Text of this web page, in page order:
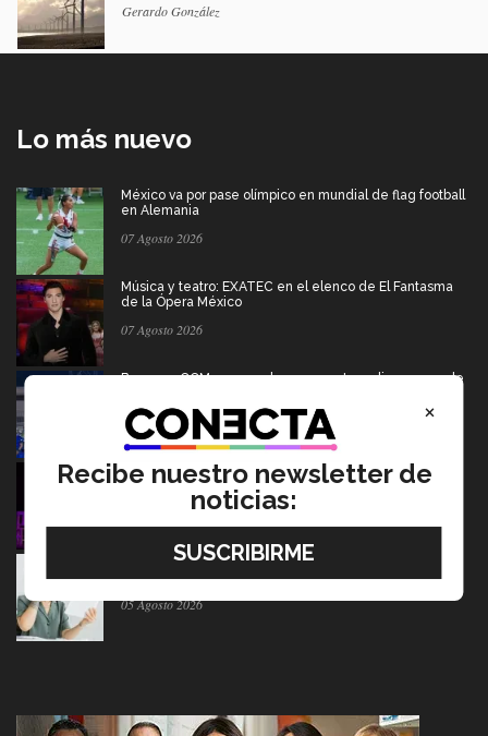
Gerardo González
Lo más nuevo
México va por pase olímpico en mundial de flag football
en Alemania
07 Agosto 2026
Música y teatro: EXATEC en el elenco de El Fantasma
de la Ópera México
07 Agosto 2026
Borregos CCM van por el campeonato en liga mayor de
06 Agosto 2026
Del escenario de PrepaTec Qro al teatro musical en
Estados Unidos
06 Agosto 2026
Tec y UT Austin buscan "devolver la voz" a
hispanohablantes con afasia
05 Agosto 2026
×
Recibe nuestro newsletter de
noticias: